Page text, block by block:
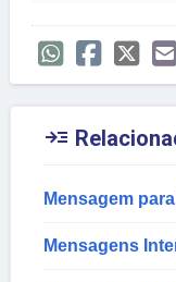

Mensagem
Mensagens